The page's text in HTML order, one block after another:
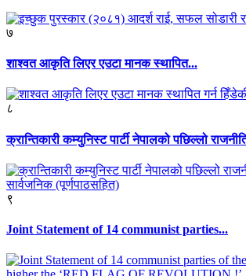
७
शाश्वत आकृति लिएर एउटा मानक स्थापित...
८
क्रान्तिकारी कम्युनिस्ट पार्टी नेपालको पछिल्लो
९
Joint Statement of 14 communist parties...